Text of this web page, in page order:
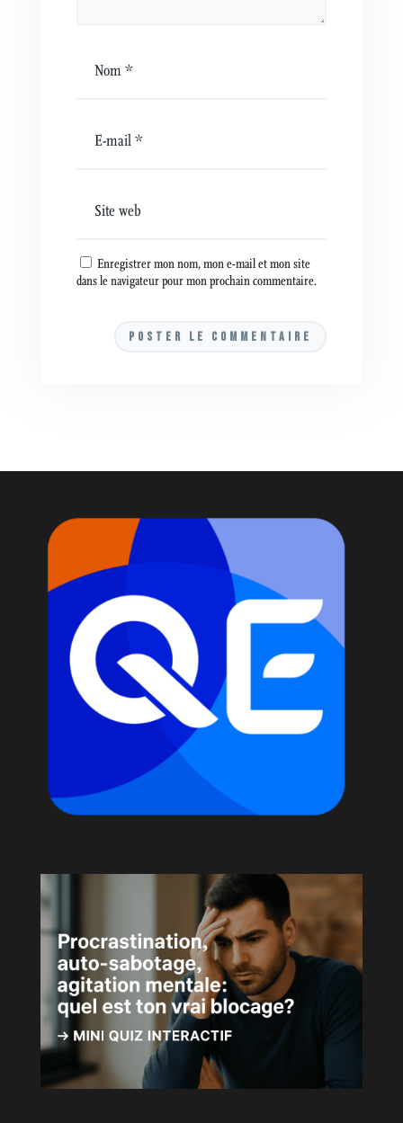
Enregistrer mon nom, mon e-mail et mon site
dans le navigateur pour mon prochain commentaire.